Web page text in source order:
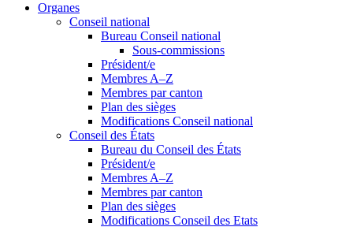
Organes
Conseil national
Bureau Conseil national
Sous-commissions
Président/e
Membres A–Z
Membres par canton
Plan des sièges
Modifications Conseil national
Conseil des États
Bureau du Conseil des États
Président/e
Membres A–Z
Membres par canton
Plan des sièges
Modifications Conseil des Etats